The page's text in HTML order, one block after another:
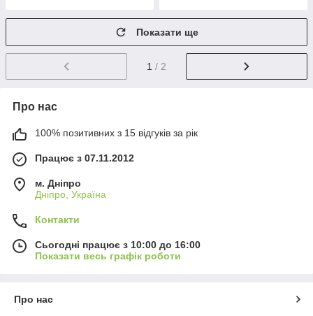
Показати ще
1 / 2
Про нас
100% позитивних з 15 відгуків за рік
Працює з 07.11.2012
м. Дніпро
Дніпро, Україна
Контакти
Сьогодні працює з 10:00 до 16:00
Показати весь графік роботи
Про нас